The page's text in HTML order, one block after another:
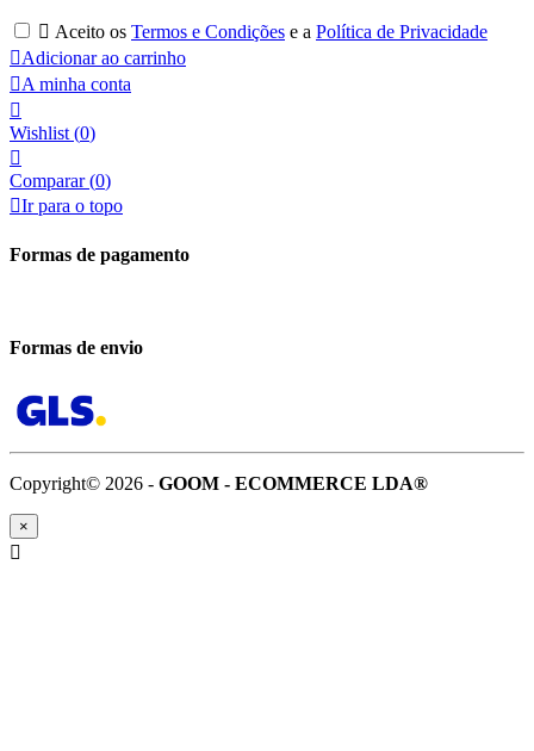
 Aceito os Termos e Condições e a Política de Privacidade
Adicionar ao carrinho
A minha conta

Wishlist (0)

Comparar (0)
Ir para o topo
Formas de pagamento
Formas de envio
Copyright© 2026 - GOOM - ECOMMERCE LDA®
×
